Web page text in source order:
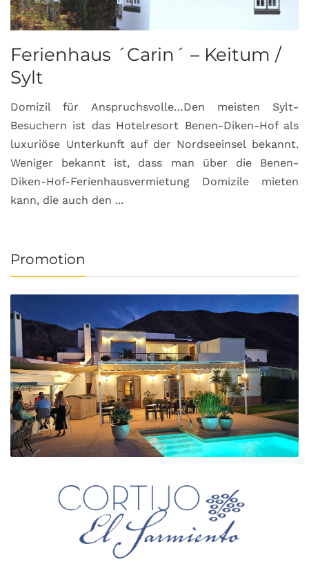
Ferienhaus ´Carin´ – Keitum /
Sylt
Domizil für Anspruchsvolle…Den meisten Sylt-
Besuchern ist das Hotelresort Benen-Diken-Hof als
luxuriöse Unterkunft auf der Nordseeinsel bekannt.
Weniger bekannt ist, dass man über die Benen-
Diken-Hof-Ferienhausvermietung Domizile mieten
kann, die auch den ...
Promotion